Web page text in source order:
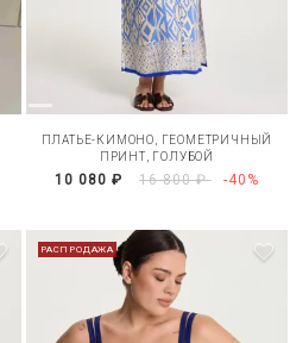
ПЛАТЬЕ-КИМОНО, ГЕОМЕТРИЧНЫЙ
ПРИНТ, ГОЛУБОЙ
10 080 ₽ 16 800 ₽ -40%
РАСПРОДАЖА